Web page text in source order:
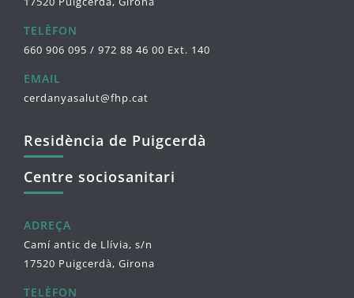
TELÈFON
660 906 095 / 972 88 46 00 Ext. 140
EMAIL
cerdanyasalut@fhp.cat
Residència de Puigcerdà
Centre sociosanitari
ADREÇA
Camí antic de Llívia, s/n
17520 Puigcerdà, Girona
TELÈFON